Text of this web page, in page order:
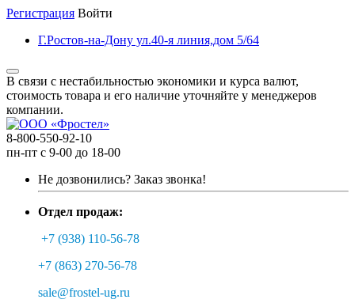
Регистрация Войти
Г.Ростов-на-Дону ул.40-я линия,дом 5/64
В связи с нестабильностью экономики и курса валют,
стоимость товара и его наличие уточняйте у менеджеров
компании.
8-800-550-92-10
пн-пт с 9-00 до 18-00
Не дозвонились? Заказ звонка!
Отдел продаж:
+7 (938) 110-56-78
+7 (863) 270-56-78
sale@frostel-ug.ru